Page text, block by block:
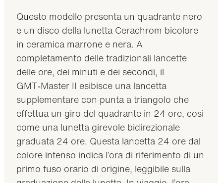
Questo modello presenta un quadrante nero
e un disco della lunetta Cerachrom bicolore
in ceramica marrone e nera. A
completamento delle tradizionali lancette
delle ore, dei minuti e dei secondi, il
GMT‑Master II esibisce una lancetta
supplementare con punta a triangolo che
effettua un giro del quadrante in 24 ore, così
come una lunetta girevole bidirezionale
graduata 24 ore. Questa lancetta 24 ore dal
colore intenso indica l’ora di riferimento di un
primo fuso orario di origine, leggibile sulla